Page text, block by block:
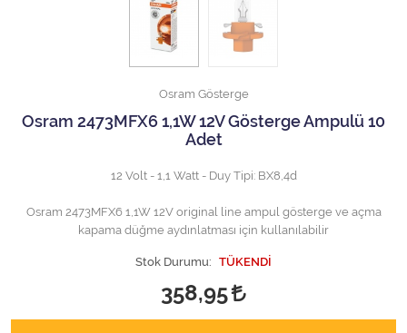
Kamyon Gösterge Ampulü
Osram Gösterge
Osram 2473MFX6 1,1W 12V Gösterge Ampulü 10
Adet
12 Volt - 1,1 Watt - Duy Tipi: BX8,4d
Osram 2473MFX6 1,1W 12V original line ampul gösterge ve açma
kapama düğme aydınlatması için kullanılabilir
Stok Durumu: TÜKENDİ
358,95